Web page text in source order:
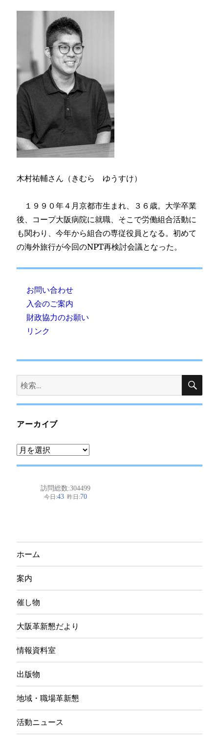
木村祐輔さん（きむら ゆうすけ）
１９９０年４月京都市生まれ、３６歳。大学卒業
後、コープ大阪病院に就職、そこで労働組合活動に
も関わり、今年から組合の専従役員となる。初めて
の海外旅行が今回のNPT再検討会議となった。
お問い合わせ
入会のご案内
財政協力のお願い
リンク
検
索:
検
アーカイブ
ア
ー
ホーム
案内
催し物
大阪革新懇だより
情報資料室
出版物
地域・職場革新懇
活動ニュース